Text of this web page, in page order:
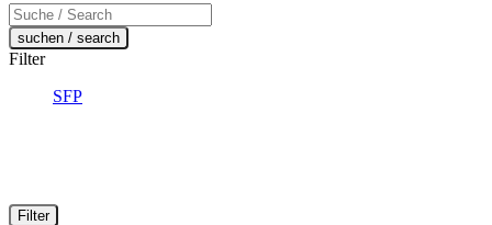
Products
search
suchen / search
Filter
SFP
Filter